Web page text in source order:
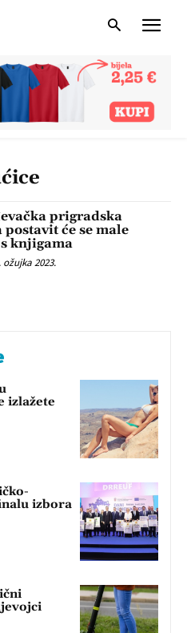
prigradska
postavit će se male
knjigama
ožujka 2023.
izlažete
izbora